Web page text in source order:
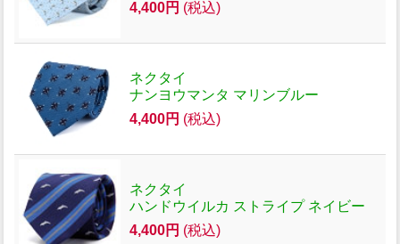
4,400円 (税込)
ネクタイ
ナンヨウマンタ マリンブルー
4,400円 (税込)
ネクタイ
ハンドウイルカ ストライプ ネイビー
4,400円 (税込)